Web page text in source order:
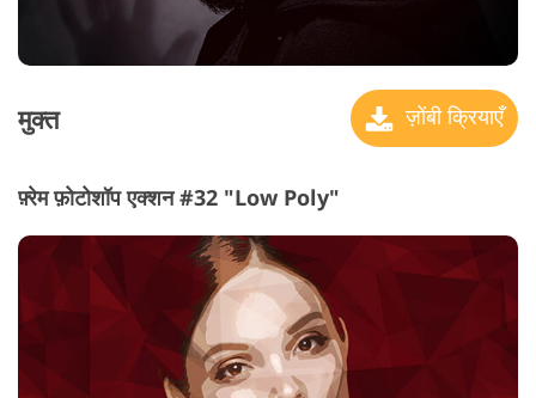
मुक्त ज़ोंबी क्रियाएँ
फ़्रेम फ़ोटोशॉप एक्शन #32 "Low Poly"